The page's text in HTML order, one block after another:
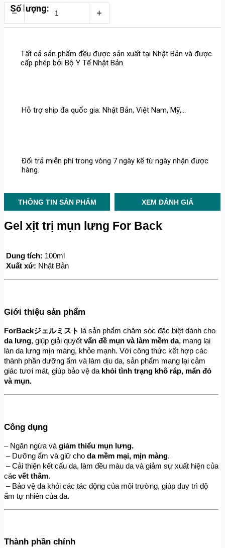
XEM ĐÁNH GIÁ
THÔNG TIN SẢN PHẨM
Hỗ trợ ship đa quốc gia: Nhật Bản, Việt Nam, Mỹ,...
Đổi trả miễn phí trong vòng 7 ngày kể từ ngày nhận được
hàng.
Tất cả sản phẩm đều được sản xuất tại Nhật Bản và được
cấp phép bởi Bộ Y Tế Nhật Bản.
Gel xịt trị mụn lưng For Back
Dung tích: 100ml
Xuất xứ: Nhật Bản
Giới thiệu sản phẩm
ForBackジェルミスト
da lưng, giúp giải quyết vấn đề mụn và làm mềm da, mang lại
làn da lưng mịn màng, khỏe mạnh. Với công thức kết hợp các
thành phần dưỡng ẩm và làm dịu da, sản phẩm mang lại cảm
giác tươi mát, giúp bảo vệ da khỏi tình trạng khô ráp, mẩn đỏ
và mụn.
Công dụng
– Ngăn ngừa và giảm thiểu mụn lưng.
– Dưỡng ẩm và giữ cho da mềm mại, mịn màng.
các vết thâm.
ẩm tự nhiên của da.
Thành phần chính
Số lượng: